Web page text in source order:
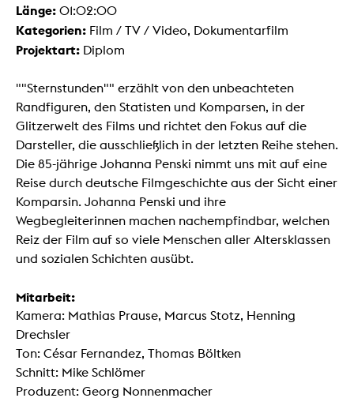
Länge: 01:02:00
Kategorien: Film / TV / Video, Dokumentarfilm
Projektart: Diplom
""Sternstunden"" erzählt von den unbeachteten
Randfiguren, den Statisten und Komparsen, in der
Glitzerwelt des Films und richtet den Fokus auf die
Darsteller, die ausschließlich in der letzten Reihe stehen.
Die 85-jährige Johanna Penski nimmt uns mit auf eine
Reise durch deutsche Filmgeschichte aus der Sicht einer
Komparsin. Johanna Penski und ihre
Wegbegleiterinnen machen nachempfindbar, welchen
Reiz der Film auf so viele Menschen aller Altersklassen
und sozialen Schichten ausübt.
Mitarbeit:
Kamera: Mathias Prause, Marcus Stotz, Henning
Drechsler
Ton: César Fernandez, Thomas Böltken
Schnitt: Mike Schlömer
Produzent: Georg Nonnenmacher